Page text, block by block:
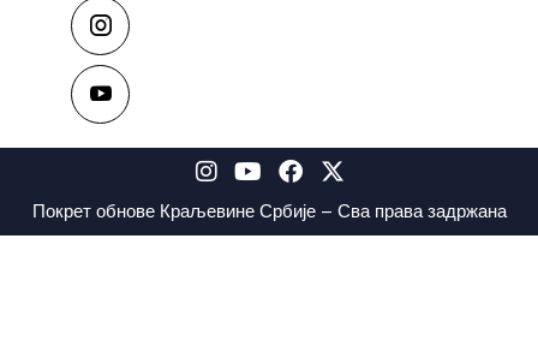
Покрет обнове Краљевине Србије – Сва права задржана